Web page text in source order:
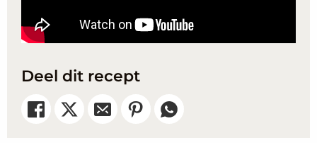
Deel dit recept